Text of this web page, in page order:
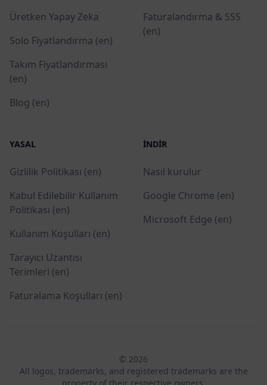
Üretken Yapay Zeka
Solo Fiyatlandırma (en)
Takım Fiyatlandırması
(en)
Blog (en)
Faturalandırma & SSS
(en)
YASAL
Gizlilik Politikası (en)
Kabul Edilebilir Kullanım
Politikası (en)
Kullanım Koşulları (en)
Tarayıcı Uzantısı
Terimleri (en)
Faturalama Koşulları (en)
İNDIR
Nasıl kurulur
Google Chrome (en)
Microsoft Edge (en)
© 2026
All logos, trademarks, and registered trademarks are the